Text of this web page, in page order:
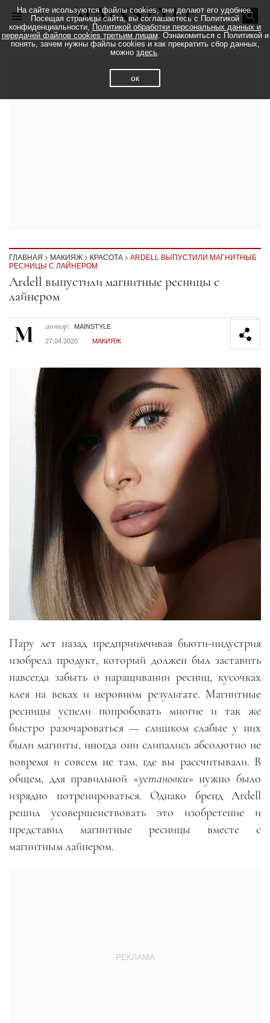
ГЛАВНАЯ МАКИЯЖ КРАСОТА
ARDELL ВЫПУСТИЛИ МАГНИТНЫЕ
РЕСНИЦЫ С ЛАЙНЕРОМ
Секция статей
Ardell выпустили магнитные ресницы с
лайнером
автор:
MAINSTYLE
27.04.2020
МАКИЯЖ
Пару лет назад предприимчивая бьюти-индустрия
изобрела продукт, который должен был заставить
навсегда забыть о наращивании ресниц, кусочках
клея на веках и неровном результате. Магнитные
ресницы успели попробовать многие и так же
быстро разочароваться — слишком слабые у них
были магниты, иногда они слипались абсолютно не
вовремя и совсем не там, где вы рассчитывали. В
общем, для правильной «установки» нужно было
изрядно потренироваться. Однако бренд Ardell
решил усовершенствовать это изобретение и
представил магнитные ресницы вместе с
магнитным лайнером.
На сайте исользуются файлы cookies, они делают его удобнее.
Посещая страницы сайта, вы соглашаетесь с Политикой
конфиденциальности, Политикой обработки персональных данных и
передачей файлов cookies третьим лицам. Ознакомиться с Политикой и
понять, зачем нужны файлы cookies и как прекратить сбор данных,
можно здесь.
ок